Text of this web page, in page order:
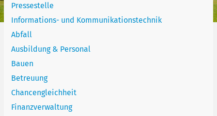
Pressestelle
Informations- und Kommunikationstechnik
Abfall
Ausbildung & Personal
Bauen
Betreuung
Chancengleichheit
Finanzverwaltung